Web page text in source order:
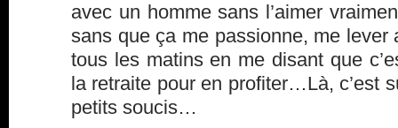
avec un homme sans l’aimer
sans que ça me passionne, me lever
tous les matins en me disant que
la retraite pour en profiter…Là, c’est
petits soucis…